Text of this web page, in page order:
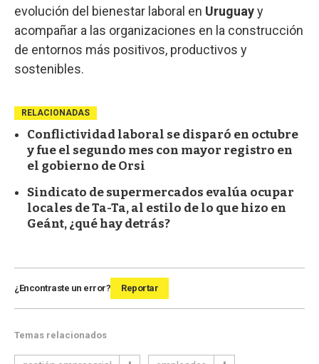
evolución del bienestar laboral en Uruguayy
acompañar a las organizaciones en la construcción
de entornos más positivos, productivos y
sostenibles.
RELACIONADAS
Conflictividad laboral se disparó en octubre
y fue el segundo mes con mayor registro en
el gobierno de Orsi
Sindicato de supermercados evalúa ocupar
locales de Ta-Ta, al estilo de lo que hizo en
Geánt, ¿qué hay detrás?
¿Encontraste un error? Reportar
Temas relacionados